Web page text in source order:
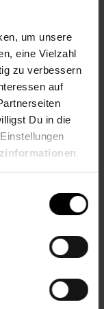
um unsere
eine Vielzahl
zu verbessern
auf
Du in die